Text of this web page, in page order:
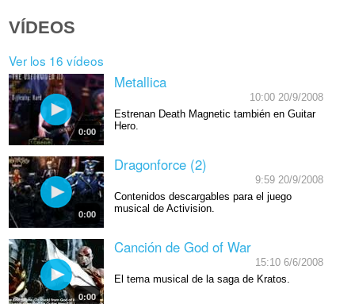
VÍDEOS
Ver los 16 vídeos
0:00
Metallica
10:00 20/9/2008
Estrenan Death Magnetic también en Guitar
Hero.
0:00
Dragonforce (2)
9:59 20/9/2008
Contenidos descargables para el juego
musical de Activision.
0:00
Canción de God of War
15:10 6/6/2008
El tema musical de la saga de Kratos.